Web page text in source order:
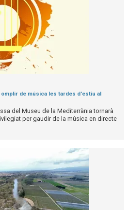
de música les tardes d'estiu al
del Museu de la Mediterrània tornarà
per gaudir de la música en directe